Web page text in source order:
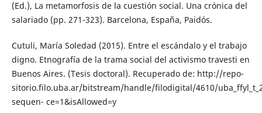
(Ed.), La metamorfosis de la cuestión social. Una crónica del
salariado (pp. 271-323). Barcelona, España, Paidós.
Cutuli, María Soledad (2015). Entre el escándalo y el trabajo
digno. Etnografía de la trama social del activismo travesti en
Buenos Aires. (Tesis doctoral). Recuperado de: http://repo-
sitorio.filo.uba.ar/bitstream/handle/filodigital/4610/
sequen- ce=1&isAllowed=y